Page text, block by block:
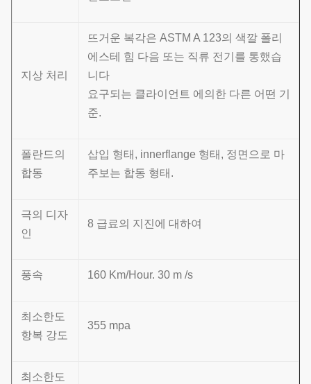
지상 처리
뜨거운 복각은 ASTM A 123의 색깔 폴리
에스테 힘 다음 또는 직류 전기를 통했습
니다
요구되는 클라이언트 에의한 다른 어떤 기
준.
폴란드의
합동
삽입 형태, innerflange 형태, 정면으로 마
주보는 합동 형태.
극의 디자
인
8 급료의 지진에 대하여
풍속 160 Km/Hour. 30 m /s
최소한도
항복 강도
355 mpa
최소한도